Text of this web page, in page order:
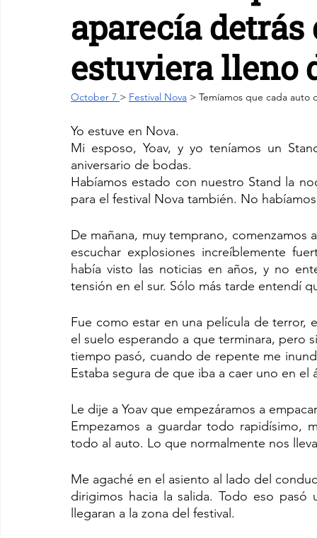
aparecía detrás
estuviera lleno
October 7 > Festival Nova > Temíamos que cada auto
Yo estuve en Nova.
Mi esposo, Yoav, y yo teníamos un
aniversario de bodas.
Habíamos estado con nuestro Stand la
para el festival Nova también. No
De mañana, muy temprano,
escuchar explosiones increíblemente
había visto las noticias en años, y no
tensión en el sur. Sólo más tarde entendí
Fue como estar en una película de terror,
el suelo esperando a que terminara, pero
tiempo pasó, cuando de repente me
Estaba segura de que iba a caer uno en el
Le dije a Yoav que empezáramos a
Empezamos a guardar todo rapidísimo,
todo al auto. Lo que normalmente nos
Me agaché en el asiento al lado del
dirigimos hacia la salida. Todo eso
llegaran a la zona del festival.